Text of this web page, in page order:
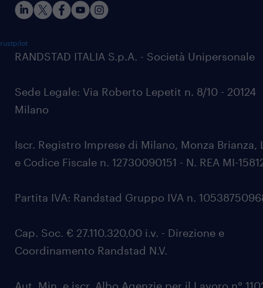
RANDSTAD ITALIA S.p.A. - Società Unipersonale
Sede Legale: Via Roberto Lepetit n. 8/10 - 20124
Milano
Iscr. Registro Imprese di Milano, Monza Brianza,
e Codice Fiscale n. 12730090151 - N. REA MI-
Partita IVA: Randstad Gruppo IVA n.
Cap. Soc. € 27.110.320,00 i.v. - Direzione e
Coordinamento Randstad N.V.